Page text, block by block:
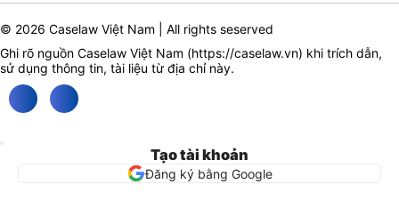
© 2026 Caselaw Việt Nam | All rights seserved
Ghi rõ nguồn Caselaw Việt Nam (https://caselaw.vn) khi trích dẫn,
sử dụng thông tin, tài liệu từ địa chỉ này.
Tạo tài khoản
Đăng ký bằng Google